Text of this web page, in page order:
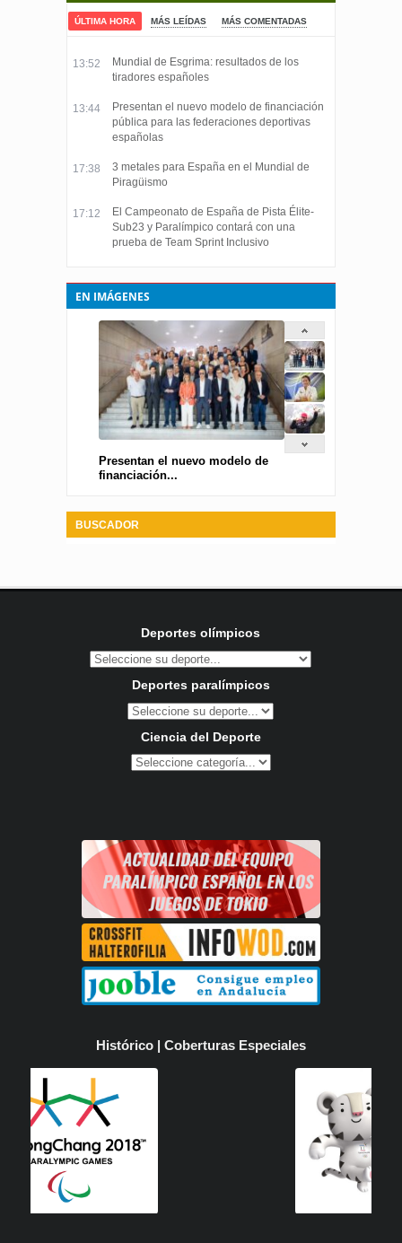
ÚLTIMA HORA MÁS LEÍDAS MÁS COMENTADAS
13:52
Mundial de Esgrima: resultados de los
tiradores españoles
13:44
Presentan el nuevo modelo de financiación
pública para las federaciones deportivas
españolas
17:38
3 metales para España en el Mundial de
Piragüismo
17:12
El Campeonato de España de Pista Élite-
Sub23 y Paralímpico contará con una
prueba de Team Sprint Inclusivo
EN IMÁGENES
Presentan el nuevo modelo de
financiación...
BUSCADOR
Deportes olímpicos
Deportes paralímpicos
Ciencia del Deporte
Histórico | Coberturas Especiales